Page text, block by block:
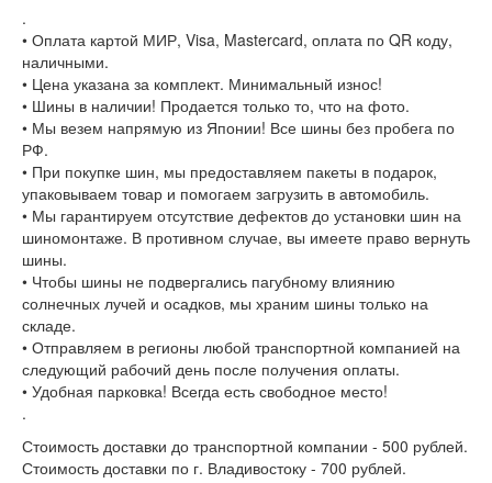
.
• Оплата картой МИР, Visa, Mastercard, оплата по QR коду,
наличными.
• Цена указана за комплект. Минимальный износ!
• Шины в наличии! Продается только то, что на фото.
• Мы везем напрямую из Японии! Все шины без пробега по
РФ.
• При покупке шин, мы предоставляем пакеты в подарок,
упаковываем товар и помогаем загрузить в автомобиль.
• Мы гарантируем отсутствие дефектов до установки шин на
шиномонтаже. В противном случае, вы имеете право вернуть
шины.
• Чтобы шины не подвергались пагубному влиянию
солнечных лучей и осадков, мы храним шины только на
складе.
• Отправляем в регионы любой транспортной компанией на
следующий рабочий день после получения оплаты.
• Удобная парковка! Всегда есть свободное место!
.
Стоимость доставки до транспортной компании - 500 рублей.
Стоимость доставки по г. Владивостоку - 700 рублей.